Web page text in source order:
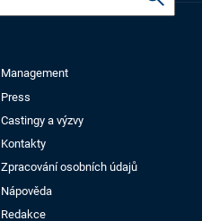
Management
Press
Castingy a výzvy
Kontakty
Zpracování osobních údajů
Nápověda
Redakce